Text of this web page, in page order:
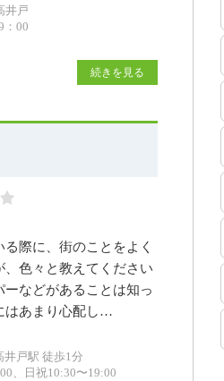
井戸
：00
続きを見る
際に、街のことをよく
色々と教えてください
などがあることは知っ
はあまり心配し…
井戸駅 徒歩1分
、日祝10:30〜19:00